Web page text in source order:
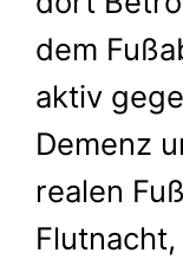
dem
aktiv
Demenz
realen